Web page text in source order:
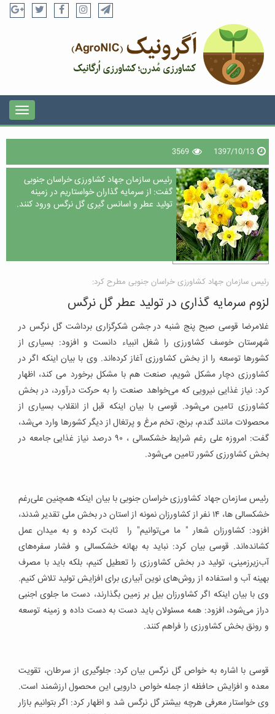
1397/10/13
3569
رئیس سازمان جهاد کشاورزی خراسان جنوبی
گفت: از سرمایه گذاران خواستاریم در زمینه
تولید عطر و اسانس گیری گل نرگس ورود کنند.
رئیس سازمان جهاد کشاورزی خراسان جنوبی مطرح کرد:
لزوم سرمایه گذاری در تولید عطر گل نرگس
غلامرضا قوسی صبح پنج شنبه در جشن شکرگزاری برداشت گل نرگس در
شهرستان خوسف کشاورزی را شغل انبیاء دانست و افزود: بسیاری از
کشورها توسعه را از بخش کشاورزی آغاز کرده‌اند. وی با بیان اینکه اگر در
کشاورزی دچار مشکل شویم، صنعت هم با مشکل برخورد می کند، اظهار
کرد: نیاز غذایی نیرویی که می‌خواهد صنعت را به حرکت درآورد، در بخش
کشاورزی تامین می‌شود. قوسی با بیان اینکه قبل از انقلاب بسیاری از
محصولات مانند گندم، برنج، تخم مرغ و پرتغال از دیگر کشورها وارد می‌شد،
گفت: امروزه علی رغم شرایط خشکسالی ، ۹۰ درصد نیاز غذایی جامعه در
بخش کشاورزی کشور تامین می‌شود.
رئیس سازمان جهاد کشاورزی خراسان جنوبی با بیان اینکه همچنین علی‌رغم
خشکسالی ها، ۱۴ نفر از کشاورزان نمونه از استان در بخش ملی تقدیر شدند،
افزود: کشاورزان شعار " ما می‌توانیم" را ثابت کرده و به میدان عمل
کشانده‌اند. قوسی بیان کرد: نباید به بهانه خشکسالی و فشار سفره‌های
آب‌زیرزمینی، تولید در بخش کشاورزی را تعطیل کنیم، بلکه باید با مصرف
بهینه آب و استفاده از روش‌های نوین آبیاری برای افزایش تولید تلاش کنیم.
وی با بیان اینکه اگر کشاورزان بیل بر زمین بگذارند، دست ما جلوی اجنبی
دراز می‌شود، افزود: همه مسئولان باید دست به دست داده و زمینه توسعه
و رونق بخش کشاورزی را فراهم کنند.
قوسی با اشاره به خواص گل نرگس بیان کرد: جلوگیری از سرطان، تقویت
معده و افزایش حافظه از جمله خواص دارویی این محصول ارزشمند است.
وی خواستار معرفی هرچه بیشتر گل نرگس شد و اظهار کرد: اگر بتوانیم بازار